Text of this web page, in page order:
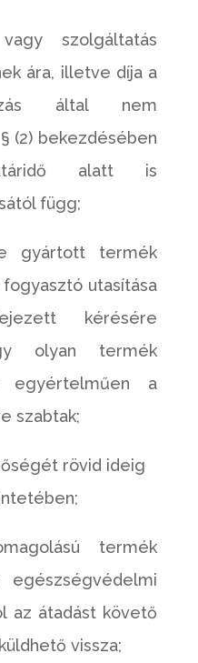
szolgáltatás
ára, illetve díja a
által nem
(2) bekezdésében
alatt is
függ;
gyártott termék
utasítása
kérésére
olyan termék
egyértelműen a
szabtak;
rövid ideig
termék
az átadást követő
vissza;